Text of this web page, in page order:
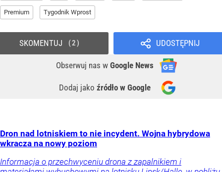
Premium Tygodnik Wprost
UDOSTĘPNIJ
Obserwuj nas w Google News
Dodaj jako źródło w Google
SKOMENTUJ 2
Dron nad lotniskiem to nie incydent. Wojna hybrydowa
wkracza na nowy poziom
Informacja o przechwyceniu drona z zapalnikiem i